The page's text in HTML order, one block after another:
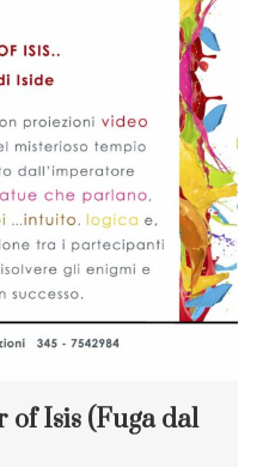
of Isis (Fuga dal